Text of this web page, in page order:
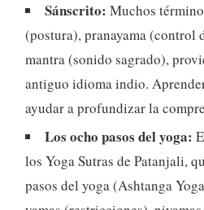
Sánscrito: Muchos
(postura), pranayama (control
mantra (sonido sagrado),
antiguo idioma indio.
ayudar a profundizar la
Los ocho pasos del yoga:
los Yoga Sutras de Patanjali,
pasos del yoga (Ashtanga